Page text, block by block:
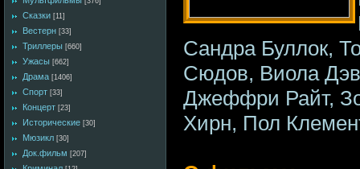
Сказки [11]
Вестерн [33]
Триллеры [660]
Ужасы [662]
Драма [1406]
Спорт [33]
Концерт [23]
Исторические [30]
Мюзикл [30]
Док.фильм [207]
Сандра Буллок,
Сюдов, Виола
Джеффри Райт,
Хирн, Пол